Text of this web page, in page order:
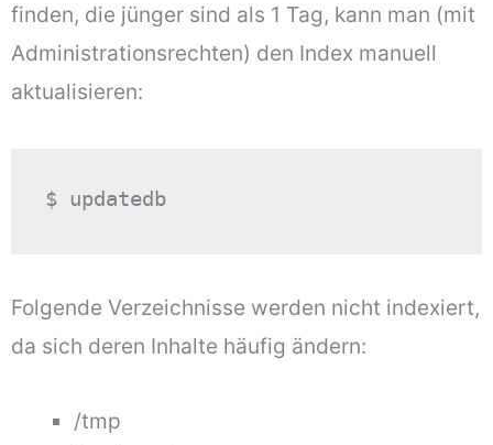
finden, die jünger sind als 1 Tag, kann man (mit
Administrationsrechten) den Index manuell
aktualisieren:
$ updatedb
Folgende Verzeichnisse werden nicht indexiert,
da sich deren Inhalte häufig ändern:
/tmp